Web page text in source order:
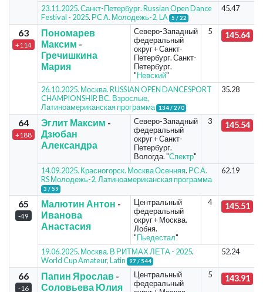
23.11.2025. Санкт-Петербург. Russian Open Dance
Festival - 2025. РС А. Молодежь-2, LA 5 / 22
45.47
63
+114
Пономарев
Максим -
Гречишкина
Мария
Северо-Западный
федеральный
округ + Санкт-
Петербург. Санкт-
Петербург.
"Невский"
5 145.64
26.10.2025. Москва. RUSSIAN OPEN DANCESPORT
CHAMPIONSHIP. ВС. Взрослые,
Латиноамериканская программа
134 / 270
35.28
64
+188
Эглит Максим -
Дзюбан
Александра
Северо-Западный
федеральный
округ + Санкт-
Петербург.
Вологда. "Спектр"
3 145.54
14.09.2025. Красногорск. Москва Осенняя. РС А.
RS Молодежь-2, Латиноамериканская программа
3 / 59
62.19
65
-49
Малютин Антон -
Иванова
Анастасия
Центральный
федеральный
округ + Москва.
Лобня.
"Пьедестал"
4 145.51
19.06.2025. Москва. В РИТМАХ ЛЕТА - 2025.
World Cup Amateur, Latin
97 / 544
52.24
66
-16
Папин Ярослав-
Соловьева Юлия
Центральный
федеральный
5 143.91